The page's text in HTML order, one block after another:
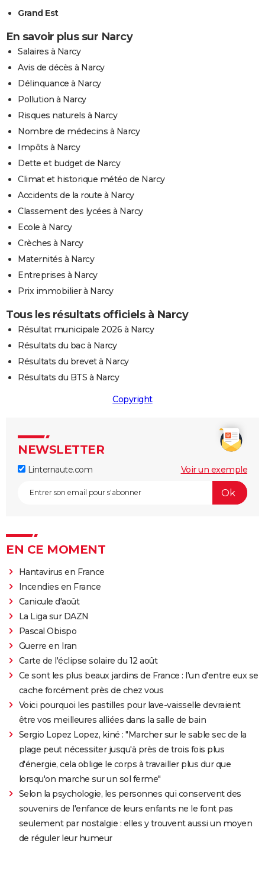
Grand Est
En savoir plus sur Narcy
Salaires à Narcy
Avis de décès à Narcy
Délinquance à Narcy
Pollution à Narcy
Risques naturels à Narcy
Nombre de médecins à Narcy
Impôts à Narcy
Dette et budget de Narcy
Climat et historique météo de Narcy
Accidents de la route à Narcy
Classement des lycées à Narcy
Ecole à Narcy
Crèches à Narcy
Maternités à Narcy
Entreprises à Narcy
Prix immobilier à Narcy
Tous les résultats officiels à Narcy
Résultat municipale 2026 à Narcy
Résultats du bac à Narcy
Résultats du brevet à Narcy
Résultats du BTS à Narcy
Copyright
NEWSLETTER
Linternaute.com Voir un exemple
EN CE MOMENT
Hantavirus en France
Incendies en France
Canicule d'août
La Liga sur DAZN
Pascal Obispo
Guerre en Iran
Carte de l'éclipse solaire du 12 août
Ce sont les plus beaux jardins de France : l'un d'entre eux se
cache forcément près de chez vous
Voici pourquoi les pastilles pour lave-vaisselle devraient
être vos meilleures alliées dans la salle de bain
Sergio Lopez Lopez, kiné : "Marcher sur le sable sec de la
plage peut nécessiter jusqu'à près de trois fois plus
d'énergie, cela oblige le corps à travailler plus dur que
lorsqu'on marche sur un sol ferme"
Selon la psychologie, les personnes qui conservent des
souvenirs de l'enfance de leurs enfants ne le font pas
seulement par nostalgie : elles y trouvent aussi un moyen
de réguler leur humeur